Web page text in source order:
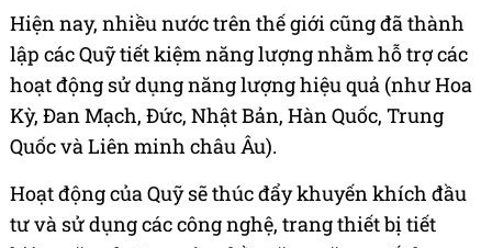
Hiện nay, nhiều nước trên thế giới cũng đã thành
lập các Quỹ tiết kiệm năng lượng nhằm hỗ trợ các
hoạt động sử dụng năng lượng hiệu quả (như Hoa
Kỳ, Đan Mạch, Đức, Nhật Bản, Hàn Quốc, Trung
Quốc và Liên minh châu Âu).
Hoạt động của Quỹ sẽ thúc đẩy khuyến khích đầu
tư và sử dụng các công nghệ, trang thiết bị tiết